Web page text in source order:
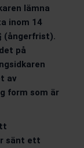
lämna
inom 14
(ångerfrist).
på
av
form som är
sänt ett